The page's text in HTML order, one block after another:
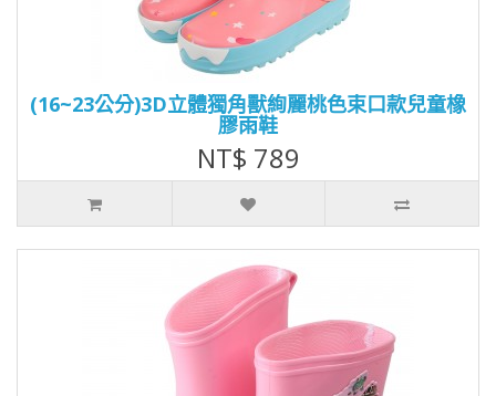
(16~23公分)3D立體獨角獸絢麗桃色束口款兒童橡
膠雨鞋
NT$ 789